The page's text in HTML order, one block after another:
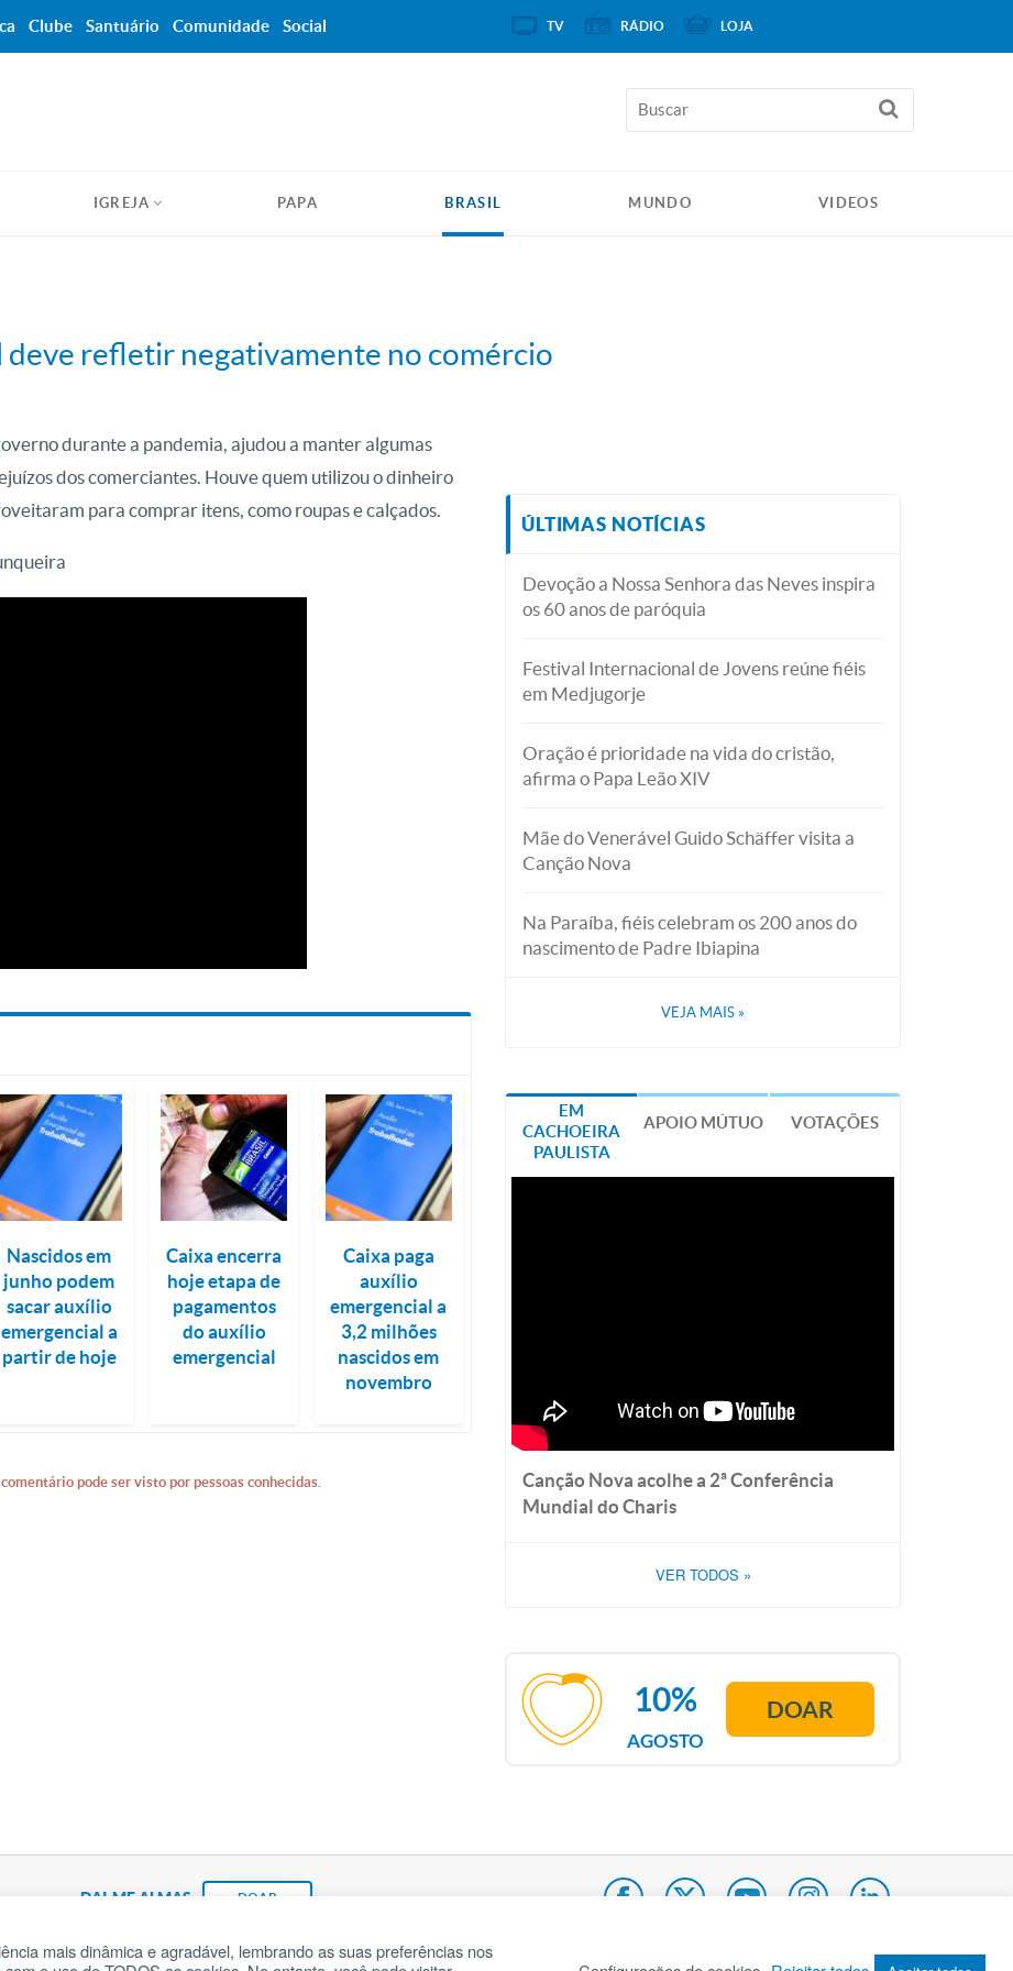
IGREJA PAPA BRASIL MUNDO VIDEOS
deve refletir negativamente no comércio
durante a pandemia, ajudou a manter algumas
dos comerciantes. Houve quem utilizou o dinheiro
para comprar itens, como roupas e calçados.
Nascidos em
junho podem
sacar auxílio
emergencial a
partir de hoje
Caixa encerra
hoje etapa de
pagamentos
do auxílio
emergencial
Caixa paga
auxílio
emergencial a
3,2 milhões
nascidos em
novembro
pode ser visto por pessoas conhecidas.
ÚLTIMAS NOTÍCIAS
Devoção a Nossa Senhora das Neves inspira
os 60 anos de paróquia
Festival Internacional de Jovens reúne fiéis
em Medjugorje
Oração é prioridade na vida do cristão,
afirma o Papa Leão XIV
Mãe do Venerável Guido Schäffer visita a
Canção Nova
Na Paraíba, fiéis celebram os 200 anos do
nascimento de Padre Ibiapina
VEJA MAIS »
EM
CACHOEIRA
PAULISTA
APOIO MÚTUO VOTAÇÕES
Canção Nova acolhe a 2ª Conferência
Mundial do Charis
VER TODOS »
AGOSTO
10% DOAR
Clube Santuário Comunidade Social TV RÁDIO LOJA
DAI-ME ALMAS DOAR
mais dinâmica e agradável, lembrando as suas preferências nos